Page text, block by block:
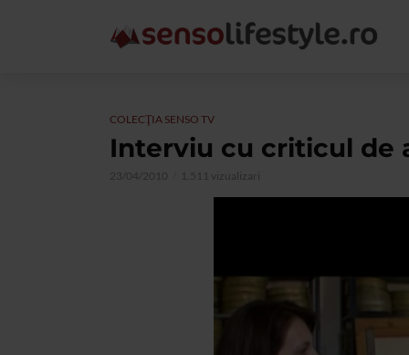
COLECŢIA SENSO TV
Interviu cu criticul de
23/04/2010 1.511 vizualizari